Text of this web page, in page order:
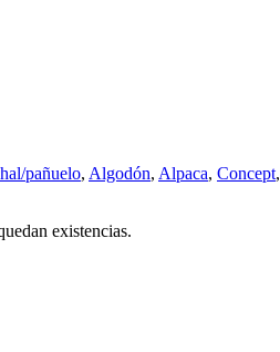
pañuelo, Algodón, Alpaca, Concept,
existencias.